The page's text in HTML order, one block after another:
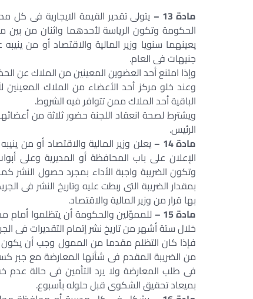
مادة 13 –
يتولى تقدير القيمة الايجارية فى
الحكومة وتكون الرياسة لأحدهما واثنان من بين
يعينهما سنويا وزير المالية والاقتصاد أو من
جنيهات فى العام.
وإذا امتنع أحد العضوين المعينين من الملاك عن
وعند خلو مركز أحد الأعضاء من الملاك
الباقية أحد الملاك ممن تتوافر فيه الشروط.
ويشترط لصحة انعقاد اللجنة حضور ثلاثة من
الرئيس.
مادة 14 –
يعلن وزير المالية والاقتصاد أو من
الإعلان على باب المحافظة أو المديرية وعلى
بمقدار الضريبة التى ربطت عليه وتاريخ النشر فى
بها قرار من وزير المالية والاقتصاد.
مادة 15 –
للمموّلين والحكومة أن يتظلموا أمام
خلال ستة أشهر من تاريخ نشر إتمام التقديرات فى
فى طلب المعارضة ولا يرد التأمين فى حالة عدم
بميعاد تحقيق الشكوى قبل حلوله بأسبوع.